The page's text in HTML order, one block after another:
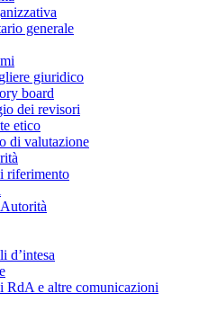
generale
giuridico
board
dei revisori
etico
di valutazione
riferimento
d’intesa
RdA e altre comunicazioni